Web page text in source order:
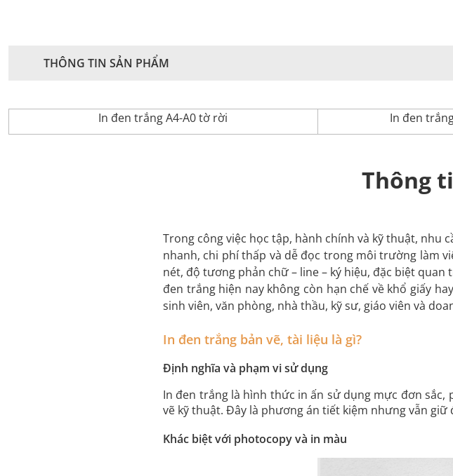
THÔNG TIN SẢN PHẨM
In đen trắng A4-A0 tờ rời In đen
Thông
Trong công việc học tập, hành chính và kỹ thuật, nhu
nhanh, chi phí thấp và dễ đọc trong môi trường làm
nét, độ tương phản chữ – line – ký hiệu, đặc biệt
đen trắng hiện nay không còn hạn chế về khổ giấy
sinh viên, văn phòng, nhà thầu, kỹ sư, giáo viên và
In đen trắng bản vẽ, tài liệu là gì?
Định nghĩa và phạm vi sử dụng
In đen trắng là hình thức in ấn sử dụng mực đơn
vẽ kỹ thuật. Đây là phương án tiết kiệm nhưng vẫn
Khác biệt với photocopy và in màu